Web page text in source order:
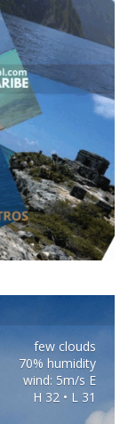
few clouds
70% humidity
wind: 5m/s E
H 32 • L 31